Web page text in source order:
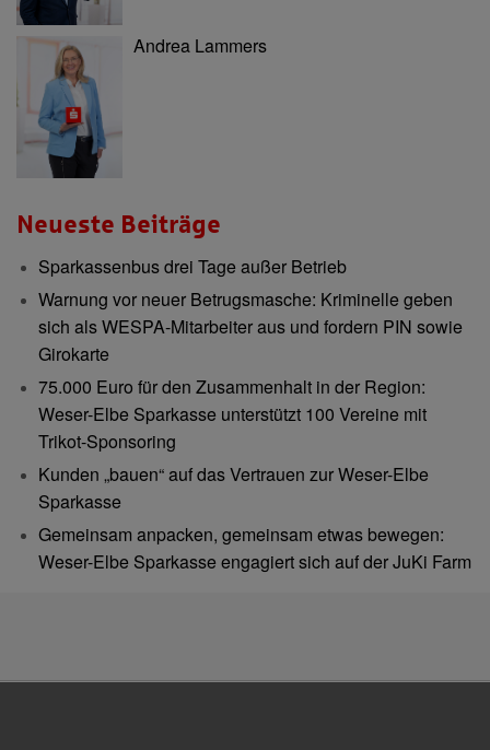
Andrea Lammers
Neueste Beiträge
Sparkassenbus drei Tage außer Betrieb
Warnung vor neuer Betrugsmasche: Kriminelle geben
sich als WESPA-Mitarbeiter aus und fordern PIN sowie
Girokarte
75.000 Euro für den Zusammenhalt in der Region:
Weser-Elbe Sparkasse unterstützt 100 Vereine mit
Trikot-Sponsoring
Kunden „bauen“ auf das Vertrauen zur Weser-Elbe
Sparkasse
Gemeinsam anpacken, gemeinsam etwas bewegen:
Weser-Elbe Sparkasse engagiert sich auf der JuKi Farm